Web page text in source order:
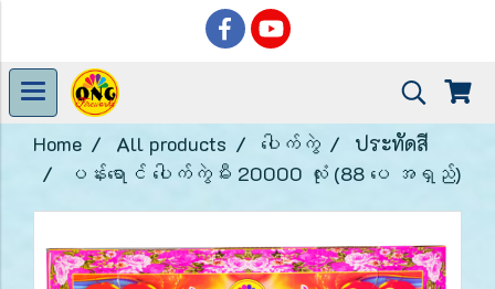
Home All products ပေါက်ကွဲ
ประทัดสี
ပန်းရောင် ပေါက်ကွဲမီး 20000 လုံး (88 ပေ အရှည်)